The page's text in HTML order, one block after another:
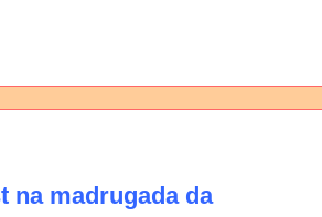
na madrugada da